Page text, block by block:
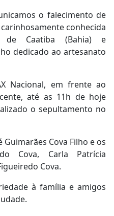
o falecimento de
conhecida
de Caatiba (Bahia) e
dedicado ao artesanato
Nacional, em frente ao
até as 11h de hoje
o sepultamento no
Guimarães Cova Filho e os
Cova, Carla Patrícia
Cova.
à família e amigos